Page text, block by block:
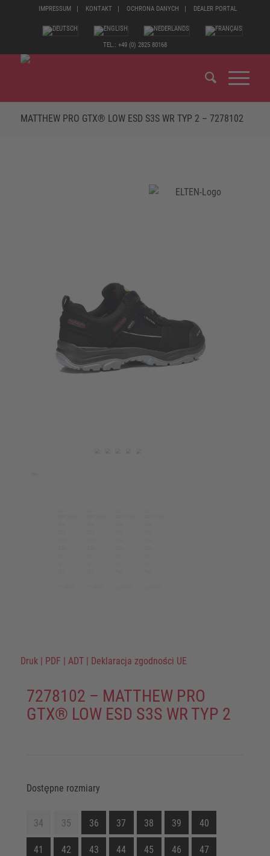
IMPRESSUM KONTAKT OCHRONA DANYCH DEALER PORTAL
TEL.: +49 (0) 2825 80168
MATTHEW PRO GTX® LOW ESD S3S WR TYP 2 – 7278102
Druk | PDF | ADT | Deklaracja zgodności UE
7278102 – MATTHEW PRO
GTX® LOW ESD S3S WR TYP 2
Dostępne rozmiary
34 35 36 37 38 39 40
41 42 43 44 45 46 47